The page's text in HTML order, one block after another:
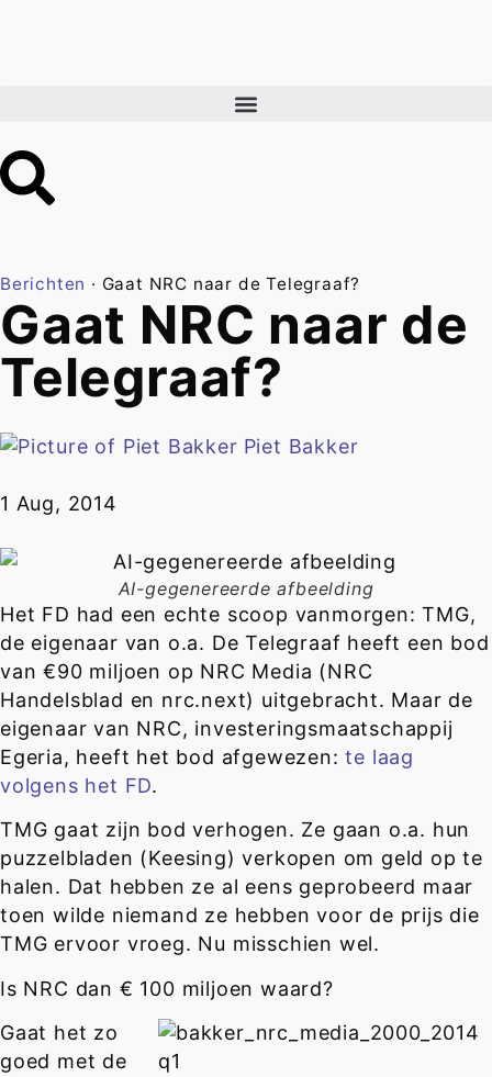
Berichten · Gaat NRC naar de Telegraaf?
Gaat NRC naar de
Telegraaf?
Piet Bakker
1 Aug, 2014
AI-gegenereerde afbeelding
Het FD had een echte scoop vanmorgen: TMG,
de eigenaar van o.a. De Telegraaf heeft een bod
van €90 miljoen op NRC Media (NRC
Handelsblad en nrc.next) uitgebracht. Maar de
eigenaar van NRC, investeringsmaatschappij
Egeria, heeft het bod afgewezen:te laag
volgens het FD.
TMG gaat zijn bod verhogen. Ze gaan o.a. hun
puzzelbladen (Keesing) verkopen om geld op te
halen. Dat hebben ze al eens geprobeerd maar
toen wilde niemand ze hebben voor de prijs die
TMG ervoor vroeg. Nu misschien wel.
Is NRC dan € 100 miljoen waard?
Gaat het zo
goed met de